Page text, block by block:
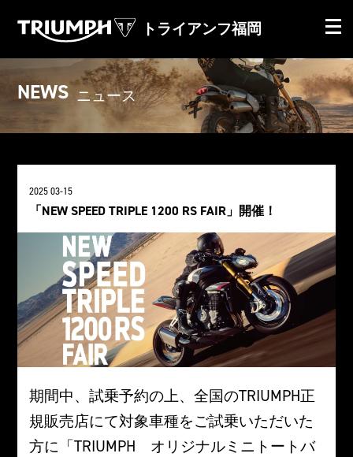
トライアンフ福岡
NEWS ニュース
2025 03-15
「NEW SPEED TRIPLE 1200 RS FAIR」開催！
期間中、試乗予約の上、全国のTRIUMPH正
規販売店にて対象車種をご試乗いただいた
方に「TRIUMPH オリジナルミニトートバ